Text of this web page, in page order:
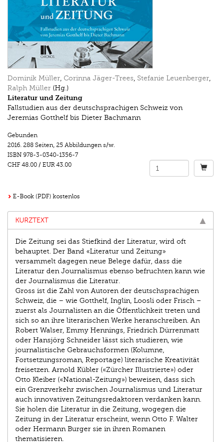
Dominik Müller, Corinna Jäger-Trees, Stefanie Leuenberger,
Ralph Müller (Hg.)
Literatur und Zeitung
Fallstudien aus der deutschsprachigen Schweiz von
Jeremias Gotthelf bis Dieter Bachmann
Gebunden
2016. 288 Seiten, 25 Abbildungen s/w.
ISBN 978-3-0340-1356-7
CHF 48.00 / EUR 43.00
E-Book (PDF) kostenlos
KURZTEXT
Die Zeitung sei das Stiefkind der Literatur, wird oft
behauptet. Der Band «Literatur und Zeitung»
versammelt dagegen neue Belege dafür, dass die
Literatur den Journalismus ebenso befruchten kann wie
der Journalismus die Literatur.
Gross ist die Zahl von Autoren der deutschsprachigen
Schweiz, die – wie Gotthelf, Inglin, Loosli oder Frisch –
zuerst als Journalisten an die Öffentlichkeit treten und
sich so an ihre literarischen Werke heranschreiben. An
Robert Walser, Emmy Hennings, Friedrich Dürrenmatt
oder Hansjörg Schneider lässt sich studieren, wie
journalistische Gebrauchsformen (Kolumne,
Fortsetzungsroman, Reportage) literarische Kreativität
freisetzen. Arnold Kübler («Zürcher Illustrierte») oder
Otto Kleiber («National-Zeitung») beweisen, dass sich
ein Grenzverkehr zwischen Journalismus und Literatur
auch innovativen Zeitungsredaktoren verdanken kann.
Sie holen die Literatur in die Zeitung, wogegen die
Zeitung in der Literatur erscheint, wenn Otto F. Walter
oder Hermann Burger sie in ihren Romanen
thematisieren.